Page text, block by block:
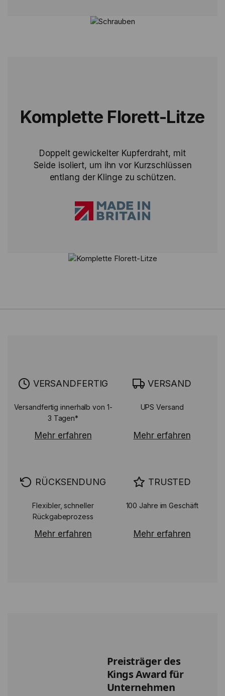
Komplette Florett-Litze
Doppelt gewickelter Kupferdraht, mit
Seide isoliert, um ihn vor Kurzschlüssen
entlang der Klinge zu schützen.
VERSANDFERTIG
Versandfertig innerhalb von 1-
3 Tagen*
Mehr erfahren
VERSAND
UPS Versand
Mehr erfahren
RÜCKSENDUNG
Flexibler, schneller
Rückgabeprozess
Mehr erfahren
TRUSTED
100 Jahre im Geschäft
Mehr erfahren
Preisträger des
Kings Award für
Unternehmen